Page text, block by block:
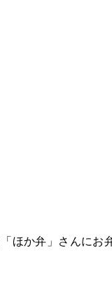
ほか弁」さんにお